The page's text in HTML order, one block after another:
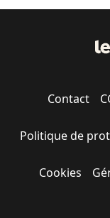
Contact
Politique de
Cookies